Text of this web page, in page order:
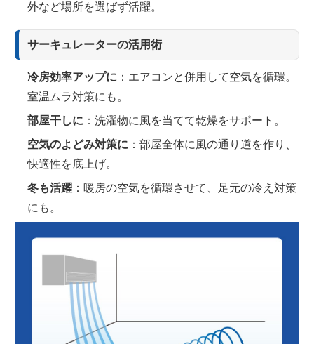
外など場所を選ばず活躍。
サーキュレーターの活用術
冷房効率アップに ：エアコンと併用して空気を循環。
室温ムラ対策にも。
部屋干しに ：洗濯物に風を当てて乾燥をサポート。
空気のよどみ対策に ：部屋全体に風の通り道を作り、
快適性を底上げ。
冬も活躍 ：暖房の空気を循環させて、足元の冷え対策
にも。